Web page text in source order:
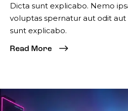
Dicta sunt explicabo. Nemo
voluptas spernatur aut odit aut
sunt explicabo.
Read More